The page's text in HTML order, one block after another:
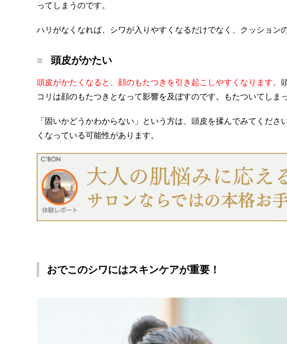
ってしまうのです。
ハリがなくなれば、シワが入りやすくなるだけでなく、クッション
頭皮がかたい
頭皮がかたくなると、顔のもたつきを引き起こしやすくなります。
コリは顔のもたつきとなって影響を及ぼすのです。もたついてしま
「固いかどうかわからない」という方は、頭皮を揉んでみてくださ
くなっている可能性があります。
おでこのシワにはスキンケアが重要！